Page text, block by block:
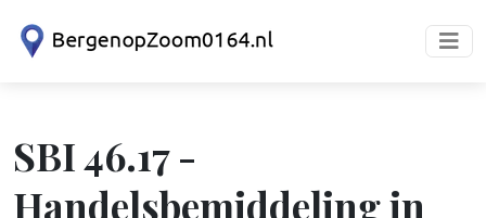
SBI 46.17 -
Handelsbemiddeling in